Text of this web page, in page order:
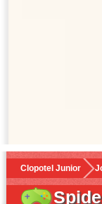
Clopotel Junior